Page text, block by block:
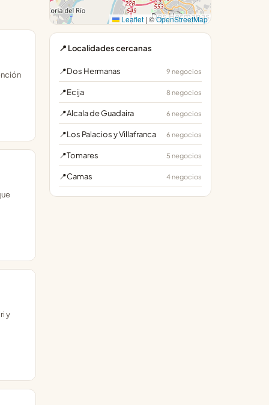
y
Leaflet | ©OpenStreetMap
📍 Localidades cercanas
📍Dos Hermanas 9 negocios
📍Ecija 8 negocios
📍Alcala de Guadaira 6 negocios
📍Los Palacios y Villafranca 6 negocios
📍Tomares 5 negocios
📍Camas 4 negocios